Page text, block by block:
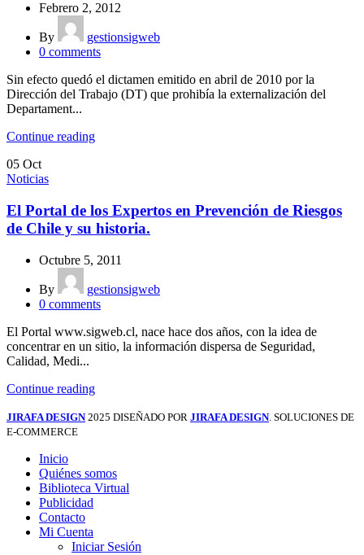
Febrero 2, 2012
By
gestionsigweb
0 comments
Sin efecto quedó el dictamen emitido en abril de 2010 por la
Dirección del Trabajo (DT) que prohibía la externalización del
Departament...
Continue reading
05 Oct
Noticias
El Portal de los Expertos en Prevención de Riesgos
de Chile y su historia.
Octubre 5, 2011
By
gestionsigweb
0 comments
El Portal www.sigweb.cl, nace hace dos años, con la idea de
concentrar en un sitio, la información dispersa de Seguridad,
Calidad, Medi...
Continue reading
JIRAFA DESIGN 2025 DISEÑADO POR JIRAFA DESIGN. SOLUCIONES DE
E-COMMERCE
Inicio
Quiénes somos
Biblioteca Virtual
Publicidad
Contacto
Mi Cuenta
Iniciar Sesión